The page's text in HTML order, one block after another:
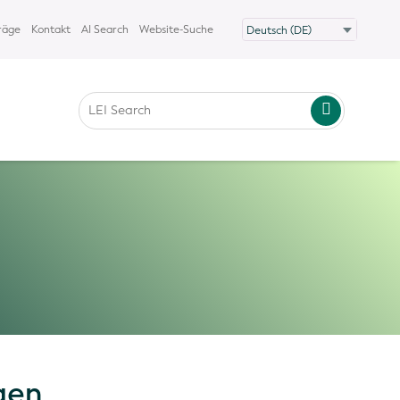
Kontakt AI Search Website-Suche